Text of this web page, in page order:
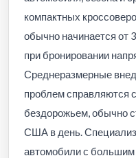
компактных
обычно начинается
при бронировании
Среднеразмерные
проблем справляются
бездорожьем, обычно
США в день.
автомобили с